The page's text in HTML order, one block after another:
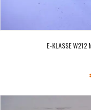
E-KLASSE